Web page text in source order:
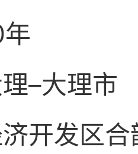
–大理市
开发区